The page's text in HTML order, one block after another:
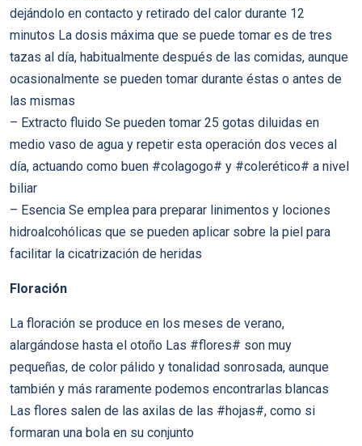
dejándolo en contacto y retirado del calor durante 12
minutos La dosis máxima que se puede tomar es de tres
tazas al día, habitualmente después de las comidas, aunque
ocasionalmente se pueden tomar durante éstas o antes de
las mismas
– Extracto fluido Se pueden tomar 25 gotas diluidas en
medio vaso de agua y repetir esta operación dos veces al
día, actuando como buen #colagogo# y #colerético# a nivel
biliar
– Esencia Se emplea para preparar linimentos y lociones
hidroalcohólicas que se pueden aplicar sobre la piel para
facilitar la cicatrización de heridas
Floración
La floración se produce en los meses de verano,
alargándose hasta el otoño Las #flores# son muy
pequeñas, de color pálido y tonalidad sonrosada, aunque
también y más raramente podemos encontrarlas blancas
Las flores salen de las axilas de las #hojas#, como si
formaran una bola en su conjunto